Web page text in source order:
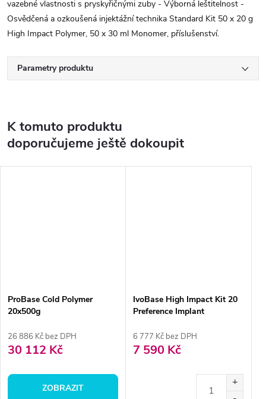
vazebné vlastnosti s pryskyřičnými zuby - Výborná leštitelnost -
Osvědčená a ozkoušená injektážní technika Standard Kit 50 x 20 g
High Impact Polymer, 50 x 30 ml Monomer, příslušenství.
Parametry produktu
K tomuto produktu
doporučujeme ještě dokoupit
ProBase Cold Polymer
20x500g
26 886 Kč bez DPH
30 112 Kč
ZOBRAZIT
IvoBase High Impact Kit 20
Preference Implant
6 777 Kč bez DPH
7 590 Kč